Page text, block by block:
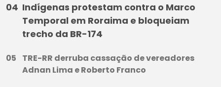
Indígenas protestam contra o Marco
Temporal em Roraima e bloqueiam
trecho da BR-174
TRE-RR derruba cassação de vereadores
Adnan Lima e Roberto Franco